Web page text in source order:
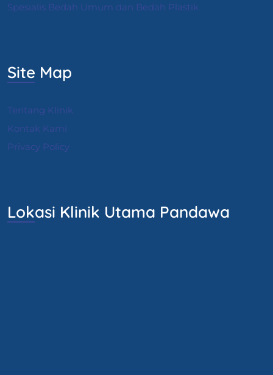
Spesialis Bedah Umum dan Bedah Plastik
Site Map
Tentang Klinik
Kontak Kami
Privacy Policy
Lokasi Klinik Utama Pandawa